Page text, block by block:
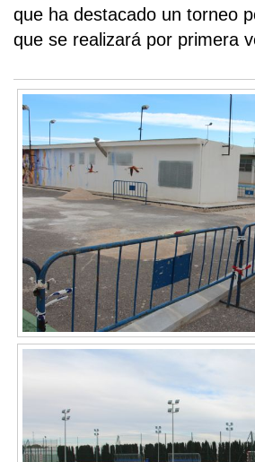
que ha destacado un torneo
que se realizará por primera